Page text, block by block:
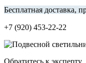
Бесплатная доставка,
+7 (920) 453-22-22
Обратитесь к эксперту